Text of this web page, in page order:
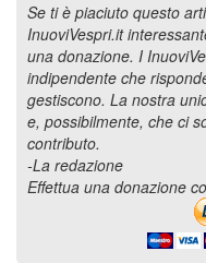
Se ti è piaciuto questo
InuoviVespri.it
una donazione. I
indipendente che
gestiscono. La nostra
e, possibilmente, che ci
contributo.
-La redazione
Effettua una donazione